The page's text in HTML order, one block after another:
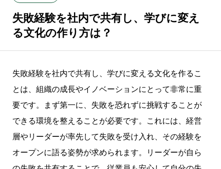
創業計画
コンサルティング
失敗経験を社内で共有し、学びに変え
る文化の作り方は？
失敗経験を社内で共有し、学びに変える文化を作るこ
とは、組織の成長やイノベーションにとって非常に重
要です。まず第一に、失敗を恐れずに挑戦することが
できる環境を整えることが必要です。これには、経営
層やリーダーが率先して失敗を受け入れ、その経験を
オープンに語る姿勢が求められます。リーダーが自ら